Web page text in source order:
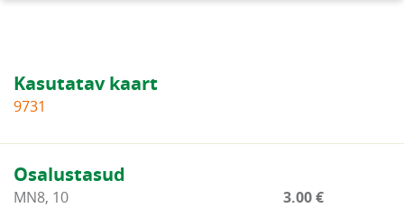
Kasutatav kaart
9731
Osalustasud
MN8, 10
3.00 €